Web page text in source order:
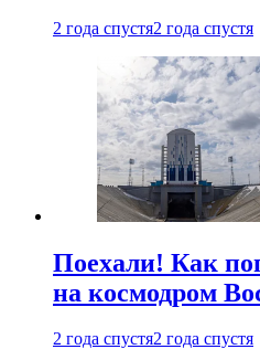
2 года спустя2 года спустя
Поехали! Как
на космодром
2 года спустя2 года спустя